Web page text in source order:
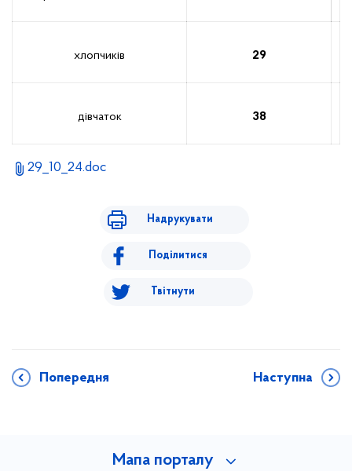
хлопчиків 29
дівчаток 38
29_10_24.doc
Надрукувати
Поділитися
Твітнути
Попередня Наступна
Мапа порталу